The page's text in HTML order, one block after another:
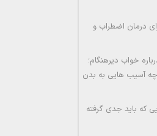
درمان اضطراب و
خواب دیرهنگام؛
چه آسیب هایی به بدن
که باید جدی گرفته